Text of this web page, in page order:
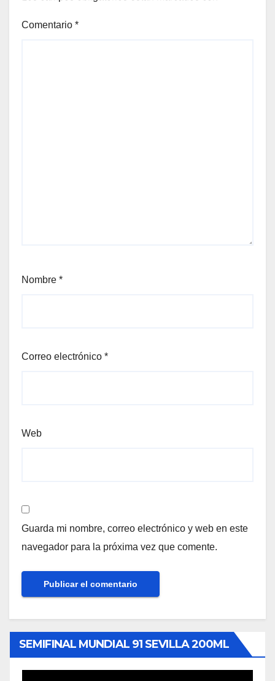
Comentario *
Nombre *
Correo electrónico *
Web
Guarda mi nombre, correo electrónico y web en este
navegador para la próxima vez que comente.
SEMIFINAL MUNDIAL 91 SEVILLA 200ML